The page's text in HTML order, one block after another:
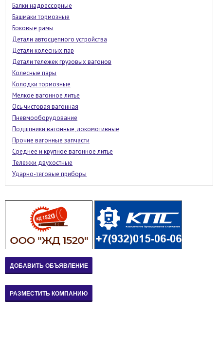
Балки надрессорные
Башмаки тормозные
Боковые рамы
Детали автосцепного устройства
Детали колесных пар
Детали тележек грузовых вагонов
Колесные пары
Колодки тормозные
Мелкое вагонное литье
Ось чистовая вагонная
Пневмооборудование
Подшпники вагонные, локомотивные
Прочие вагонные запчасти
Среднее и крупное вагонное литье
Тележки двухостные
Ударно-тяговые приборы